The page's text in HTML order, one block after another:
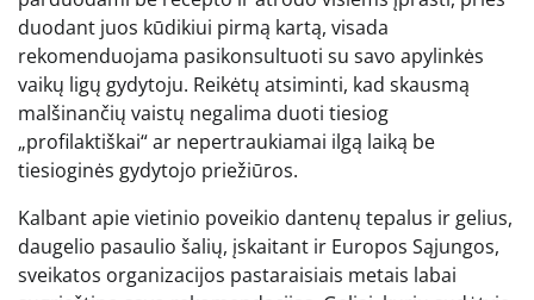
duodant juos kūdikiui pirmą kartą, visada
rekomenduojama pasikonsultuoti su savo apylinkės
vaikų ligų gydytoju. Reikėtų atsiminti, kad skausmą
malšinančių vaistų negalima duoti tiesiog
„profilaktiškai“ ar nepertraukiamai ilgą laiką be
tiesioginės gydytojo priežiūros.
Kalbant apie vietinio poveikio dantenų tepalus ir gelius,
daugelio pasaulio šalių, įskaitant ir Europos Sąjungos,
sveikatos organizacijos pastaraisiais metais labai